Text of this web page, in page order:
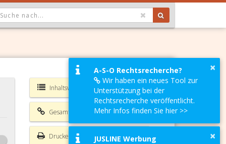
GEWÄHLTER WERT IST ALLE
Inhaltsverzeichnis UG
Gesamte Rechtsvorschrift
Drucken
×
A-S-O Rechtsrecherche?
Wir haben ein neues Tool zur
Unterstützung bei der
Rechtsrecherche veröffentlicht.
Mehr Infos finden Sie hier >>
×
JUSLINE Werbung